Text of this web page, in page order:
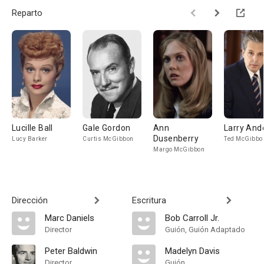
Reparto
Lucille Ball
Lucy Barker
Gale Gordon
Curtis McGibbon
Ann
Dusenberry
Margo McGibbon
Larry
Ted
Dirección
Marc Daniels
Director
Peter Baldwin
Escritura
Bob Carroll Jr.
Guión, Guión Adaptado
Madelyn Davis